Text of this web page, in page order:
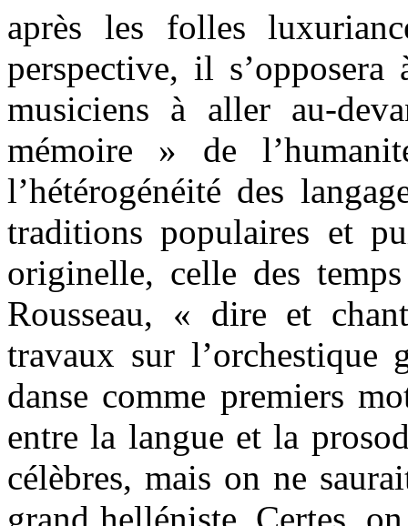
après les folles
perspective, il
musiciens à aller au-
mémoire » de
l’hétérogénéité des
traditions populaires et
originelle, celle des
Rousseau, « dire et
travaux sur l’orchestique
danse comme premiers
entre la langue et la
célèbres, mais on ne
grand helléniste. Certes,